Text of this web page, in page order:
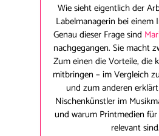
Wie sieht eigentlich der
Labelmanagerin bei einem
Genau dieser Frage sind
nachgegangen. Sie macht
Zum einen die Vorteile, die
mitbringen – im Vergleich
und zum anderen
Nischenkünstler im
und warum Printmedien
relevant sind.